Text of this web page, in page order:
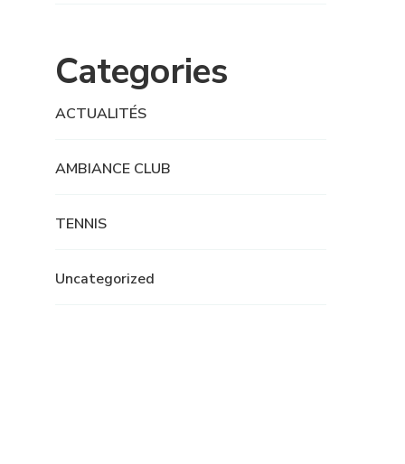
Categories
ACTUALITÉS
AMBIANCE CLUB
TENNIS
Uncategorized